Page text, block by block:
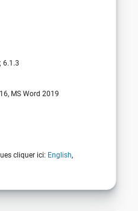
6.1.3
MS Word 2019
cliquer ici: English,